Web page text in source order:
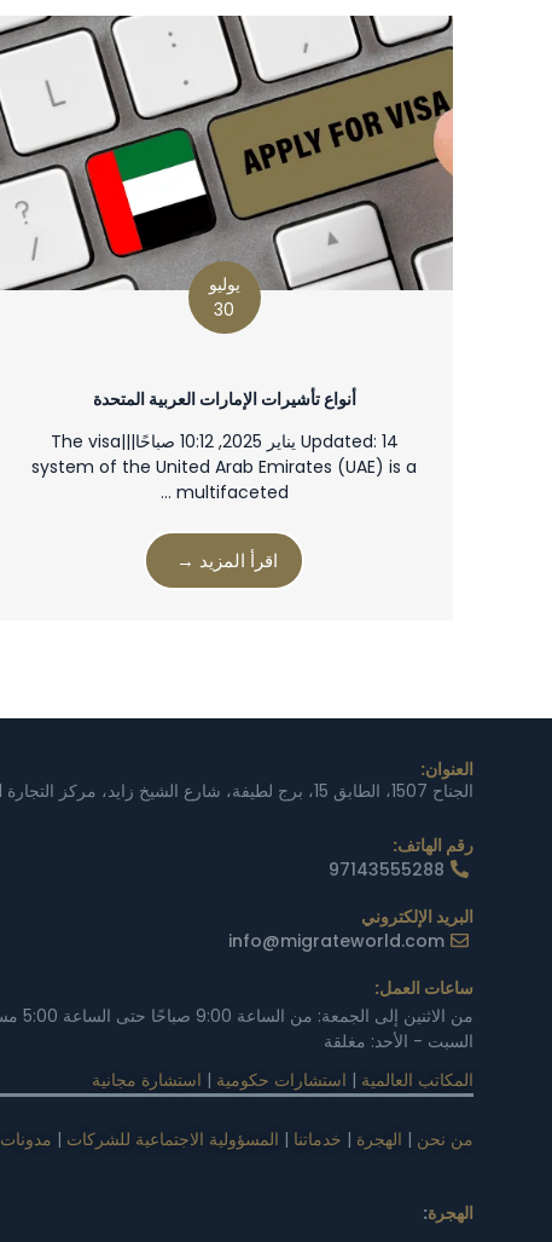
يوليو
30
أنواع تأشيرات الإمارات العربية المتحدة
Updated: 14 يناير 2025, 10:12 صباحًا|||The visa
system of the United Arab Emirates (UAE) is a
multifaceted …
اقرأ المزيد →
العنوان:
الجناح 1507، الطابق 15، برج لطيفة، شارع الشيخ زايد، مركز التجارة 1، دبي، الإمارات العربية المتحدة
رقم الهاتف:
97143555288
البريد الإلكتروني
info@migrateworld.com
ساعات العمل:
من الاثنين إلى الجمعة: من الساعة 9:00 صباحًا حتى الساعة 5:00 مساءً
السبت - الأحد: مغلقة
المكاتب العالمية | استشارات حكومية | استشارة مجانية
من نحن | الهجرة | خدماتنا | المسؤولية الاجتماعية للشركات | مدونات
الهجرة: